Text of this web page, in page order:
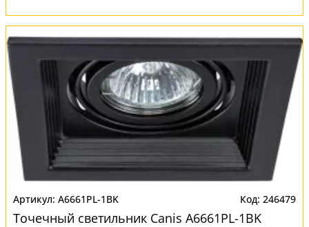
A6661PL-1BK 246479
Точечный светильник Canis A6661PL-1BK